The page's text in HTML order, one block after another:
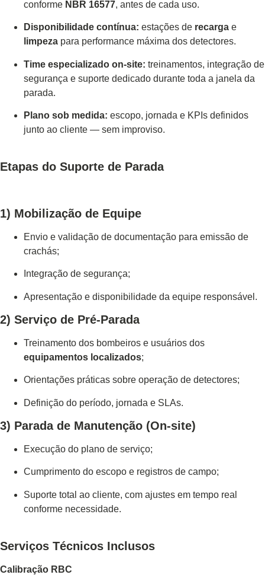
conforme NBR 16577, antes de cada uso.
Disponibilidade contínua: estações de recarga e
limpeza para performance máxima dos detectores.
Time especializado on-site: treinamentos, integração de
segurança e suporte dedicado durante toda a janela da
parada.
Plano sob medida: escopo, jornada e KPIs definidos
junto ao cliente — sem improviso.
Etapas do Suporte de Parada
1) Mobilização de Equipe
Envio e validação de documentação para emissão de
crachás;
Integração de segurança;
Apresentação e disponibilidade da equipe responsável.
2) Serviço de Pré-Parada
Treinamento dos bombeiros e usuários dos
equipamentos localizados;
Orientações práticas sobre operação de detectores;
Definição do período, jornada e SLAs.
3) Parada de Manutenção (On-site)
Execução do plano de serviço;
Cumprimento do escopo e registros de campo;
Suporte total ao cliente, com ajustes em tempo real
conforme necessidade.
Serviços Técnicos Inclusos
Calibração RBC